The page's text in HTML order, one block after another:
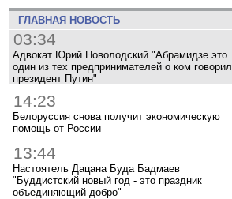
ГЛАВНАЯ НОВОСТЬ
03:34
Адвокат Юрий Новолодский "Абрамидзе это
один из тех предпринимателей о ком говорил
президент Путин"
14:23
Белоруссия снова получит экономическую
помощь от России
13:44
Настоятель Дацана Буда Бадмаев
"Буддистский новый год - это праздник
объединяющий добро"